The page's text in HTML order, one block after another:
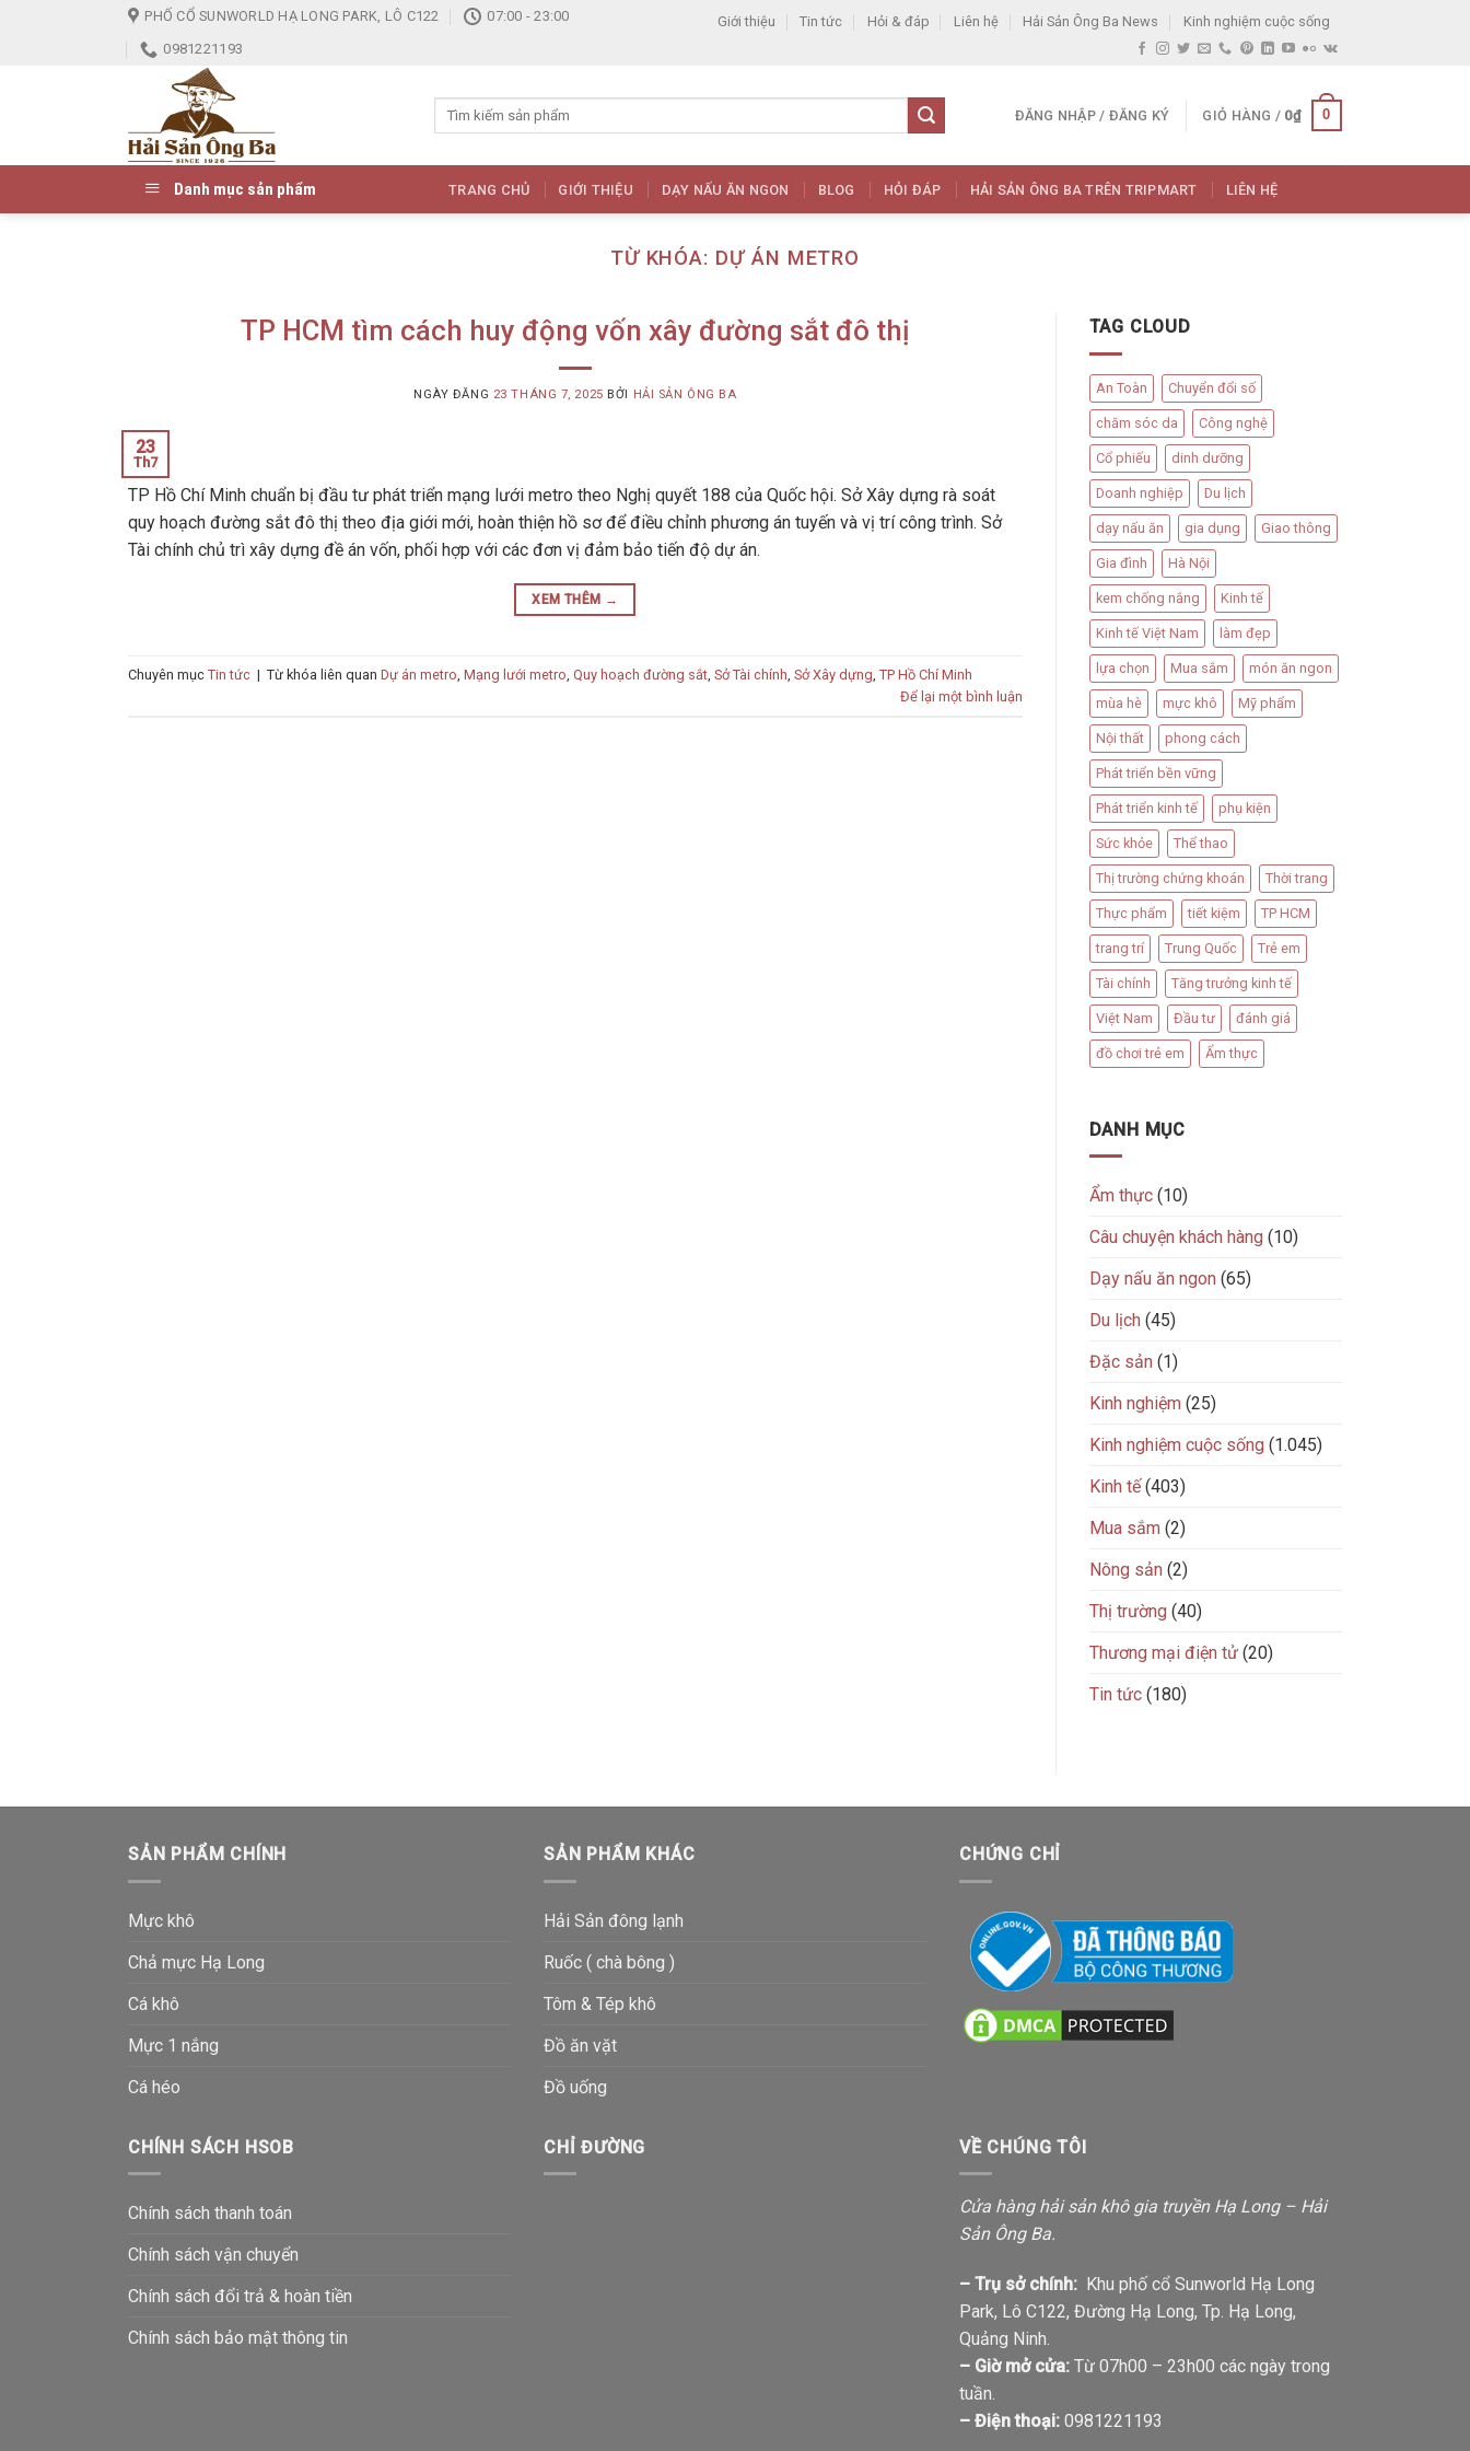
PHỐ CỔ SUNWORLD HẠ LONG PARK, LÔ C122
07:00 - 23:00
0981221193
Giới thiệu Tin tức Hỏi & đáp Liên hệ Hải Sản Ông Ba News Kinh nghiệm cuộc sống
ĐĂNG NHẬP / ĐĂNG KÝ GIỎ HÀNG / 0₫ 0
Danh mục sản phẩm TRANG CHỦ GIỚI THIỆU DẠY NẤU ĂN NGON BLOG HỎI ĐÁP HẢI SẢN ÔNG BA TRÊN TRIPMART LIÊN HỆ
TỪ KHÓA: DỰ ÁN METRO
TP HCM tìm cách huy động vốn xây đường sắt đô thị
NGÀY ĐĂNG 23 THÁNG 7, 2025 BỞI HẢI SẢN ÔNG BA
23
Th7
TP Hồ Chí Minh chuẩn bị đầu tư phát triển mạng lưới metro theo Nghị quyết 188 của Quốc hội. Sở Xây dựng rà soát
quy hoạch đường sắt đô thị theo địa giới mới, hoàn thiện hồ sơ để điều chỉnh phương án tuyến và vị trí công trình. Sở
Tài chính chủ trì xây dựng đề án vốn, phối hợp với các đơn vị đảm bảo tiến độ dự án.
XEM THÊM →
Chuyên mục Tin tức | Từ khóa liên quan Dự án metro Mạng lưới metro Quy hoạch đường sắt Sở Tài chính Sở Xây dựng TP Hồ Chí Minh
Để lại một bình luận
TAG CLOUD
An Toàn Chuyển đổi số
chăm sóc da Công nghệ
Cổ phiếu dinh dưỡng
Doanh nghiệp Du lịch
dạy nấu ăn gia dụng Giao thông
Gia đình Hà Nội
kem chống nắng Kinh tế
Kinh tế Việt Nam làm đẹp
lựa chọn Mua sắm món ăn ngon
mùa hè mực khô Mỹ phẩm
Nội thất phong cách
Phát triển bền vững
Phát triển kinh tế phụ kiện
Sức khỏe Thể thao
Thị trường chứng khoán Thời trang
Thực phẩm tiết kiệm TP HCM
trang trí Trung Quốc Trẻ em
Tài chính Tăng trưởng kinh tế
Việt Nam Đầu tư đánh giá
đồ chơi trẻ em Ẩm thực
DANH MỤC
Ẩm thực(10)
Câu chuyện khách hàng (10)
Dạy nấu ăn ngon (65)
Du lịch (45)
Đặc sản (1)
Kinh nghiệm (25)
Kinh nghiệm cuộc sống (1.045)
Kinh tế(403)
Mua sắm (2)
Nông sản (2)
Thị trường (40)
Thương mại điện tử(20)
Tin tức(180)
SẢN PHẨM CHÍNH
Mực khô
Chả mực Hạ Long
Cá khô
Mực 1 nắng
Cá héo
SẢN PHẨM KHÁC
Hải Sản đông lạnh
Ruốc ( chà bông )
Tôm & Tép khô
Đồ ăn vặt
Đồ uống
CHỨNG CHỈ
CHÍNH SÁCH HSOB
Chính sách thanh toán
Chính sách vận chuyển
Chính sách đổi trả & hoàn tiền
Chính sách bảo mật thông tin
CHỈ ĐƯỜNG VỀ CHÚNG TÔI
Cửa hàng hải sản khô gia truyền Hạ Long – Hải
Sản Ông Ba.
– Trụ sở chính:Khu phố cổ Sunworld Hạ Long
Park, Lô C122, Đường Hạ Long, Tp. Hạ Long,
Quảng Ninh.
– Giờ mở cửa:Từ 07h00 – 23h00 các ngày trong
tuần.
– Điện thoại:0981221193